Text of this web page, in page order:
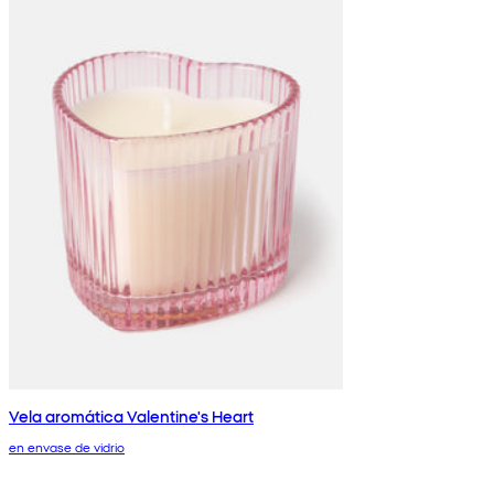
Vela aromática Valentine's Heart
en envase de vidrio